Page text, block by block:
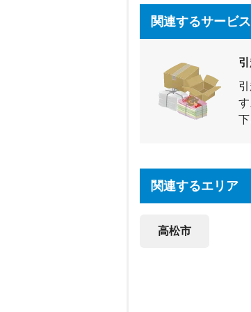
関連するサービス
下
関連するエリア
高松市